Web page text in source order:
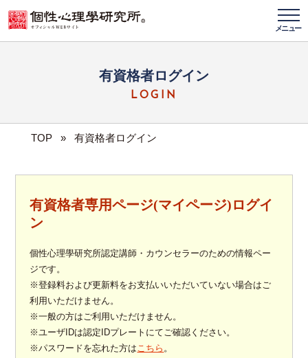
メニュー
有資格者ログイン
LOGIN
TOP » 有資格者ログイン
有資格者専用ページ(マイページ)ログイ
ン
個性心理學研究所認定講師・カウンセラーのための情報ペー
ジです。
※登録料および更新料をお支払いいただいていない場合はご
利用いただけません。
※一般の方はご利用いただけません。
※ユーザIDは認定IDプレートにてご確認ください。
※パスワードを忘れた方はこちら 。